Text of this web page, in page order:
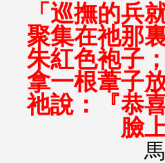
「巡撫的兵
聚集在祂那
朱紅色袍子
拿一根葦子
祂說：『恭
臉